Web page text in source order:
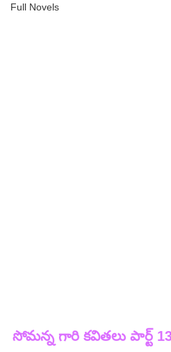
Full Novels
సోమన్న గారి కవితలు పార్ట్